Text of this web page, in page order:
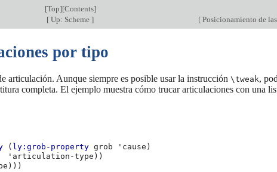
[Top][Contents]
[ Up: Scheme ] [ Posicionamiento de
por tipo
articulación. Aunque siempre es posible usar la instrucción \tweak,
completa. El ejemplo muestra cómo trucar articulaciones con una
( ly:grob-property grob 'cause )
'articulation-type ))
)))